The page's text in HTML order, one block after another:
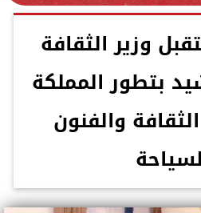
وزير الثقافة
بتطور المملكة
والفنون